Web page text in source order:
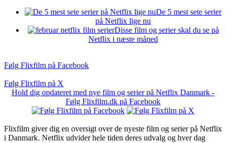
De 5 mest sete serier
på Netflix lige nu
Disse film og serier skal du se på
Netflix i næste måned
Følg Flixfilm på Facebook
Følg Flixfilm på X
Hold dig opdateret med nye film og serier på Netflix Danmark -
Følg Flixfilm.dk på Facebook
Flixfilm giver dig en oversigt over de nyeste film og serier på Netflix
i Danmark. Netflix udvider hele tiden deres udvalg og hver dag